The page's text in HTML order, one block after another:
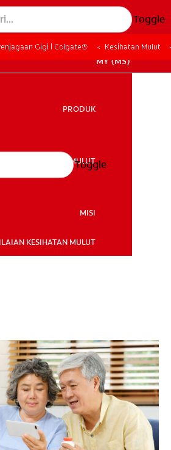
Toggle
MY (MS)
MY (MS)
PRODUK
KESIHATAN MULUT
MISI
KESIHATAN MULUT
Toggle
Gigi | Colgate® Kesihatan Mulut
Mungkin
Antibiotik
Gigi?